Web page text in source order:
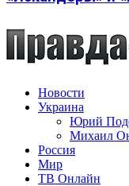
Новости
Украина
Юрий
Михаил
Россия
Мир
ТВ Онлайн